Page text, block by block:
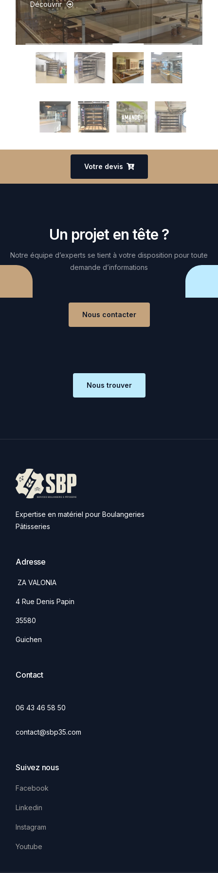
Découvrir
Découvrir
Votre devis
Un projet en tête ?
Notre équipe d’experts se tient à votre disposition pour toute
demande d’informations
Nous contacter
Nous trouver
Expertise en matériel pour Boulangeries
Pâtisseries
Adresse
ZA VALONIA
4 Rue Denis Papin
35580
Guichen
Contact
06 43 46 58 50
contact@sbp35.com
Suivez nous
Facebook
Linkedin
Instagram
Youtube